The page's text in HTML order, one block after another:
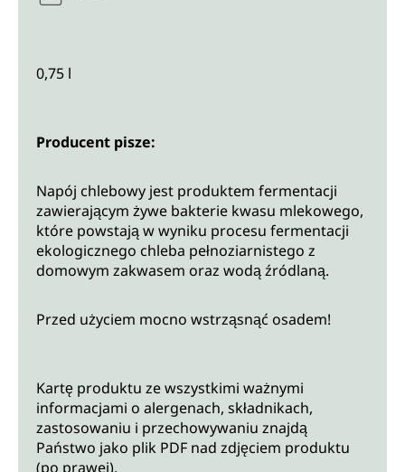
0,75 l
Producent pisze:
Napój chlebowy jest produktem fermentacji
zawierającym żywe bakterie kwasu mlekowego,
które powstają w wyniku procesu fermentacji
ekologicznego chleba pełnoziarnistego z
domowym zakwasem oraz wodą źródlaną.
Przed użyciem mocno wstrząsnąć osadem!
Kartę produktu ze wszystkimi ważnymi
informacjami o alergenach, składnikach,
zastosowaniu i przechowywaniu znajdą
Państwo jako plik PDF nad zdjęciem produktu
(po prawej).